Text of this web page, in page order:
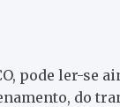
pode ler-se
do